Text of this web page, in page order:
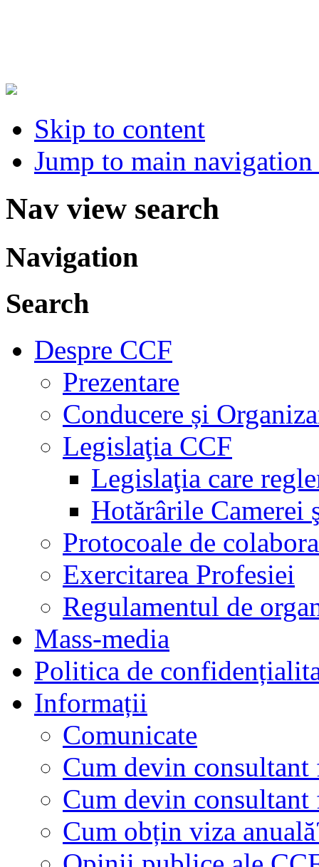
Skip to content
Jump to main
Nav view search
Navigation
Search
Despre CCF
Prezentare
Conducere și
Legislaţia CCF
Legislaţia care
Hotărârile
Protocoale de
Exercitarea Profesiei
Regulamentul de
Mass-media
Politica de
Informații
Comunicate
Cum devin consultant
Cum devin consultant
Cum obțin viza